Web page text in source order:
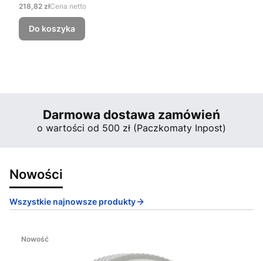
Cena
218,82 złCena netto
Do koszyka
Darmowa dostawa zamówień
o wartości od 500 zł (Paczkomaty Inpost)
Nowości
Wszystkie najnowsze produkty
Nowość